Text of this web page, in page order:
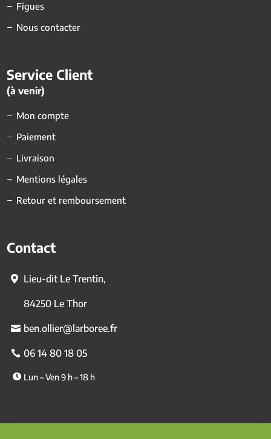
Figues
Nous contacter
Service Client
(à venir)
Mon compte
Paiement
Livraison
Mentions légales
Retour et remboursement
Contact
Lieu-dit Le Trentin,
84250 Le Thor
ben.ollier@larboree.fr
06 14 80 18 05
Lun – Ven 9 h – 18 h